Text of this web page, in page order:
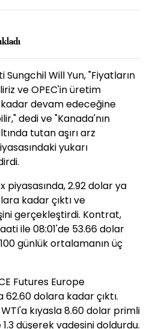
Will Yun, "Fiyatların
ve OPEC'in üretim
kadar devam edeceğine
dedi ve "Kanada'nın
tutan aşırı arz
yukarı
2.92 dolar ya
kadar çıktı ve
gerçekleştirdi. Kontrat,
ile 08:01'de 53.66 dolar
günlük ortalamanın üç
Futures Europe
62.60 dolara kadar çıktı.
kıyasla 8.60 dolar primli
düşerek vadesini doldurdu.